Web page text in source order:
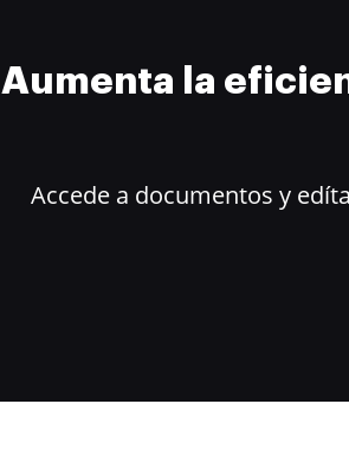
Aumenta la
Accede a documentos y